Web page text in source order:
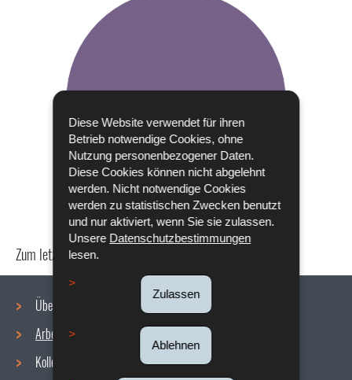
Diese Website verwendet für ihren
Betrieb notwendige Cookies, ohne
Nutzung personenbezogener Daten.
Diese Cookies können nicht abgelehnt
werden. Nicht notwendige Cookies
werden zu statistischen Zwecken benutzt
und nur aktiviert, wenn Sie sie zulassen.
Unsere Datenschutzbestimmungen
lesen.
Zulassen
Ablehnen
Zum letzten Mal aktualisiert am
Navigationsmenü
Über uns
Arbeitsbedingungen
Kollektive Vereinbarungen